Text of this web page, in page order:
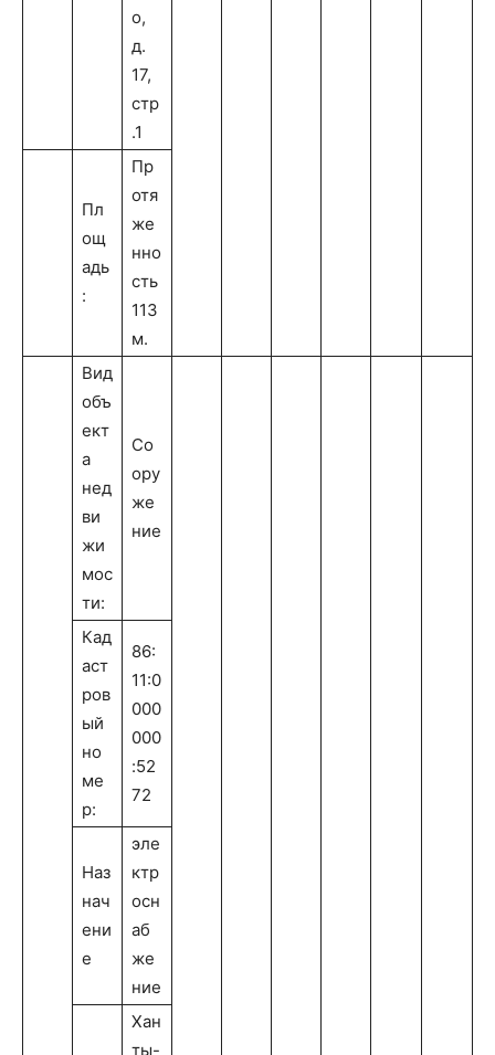
о,
д.
17,
стр
.1
Пл
ощ
адь
:
Пр
отя
же
нно
сть
113
м.
Вид
объ
ект
а
нед
ви
жи
мос
ти:
Со
ору
же
ние
Кад
аст
ров
ый
но
ме
р:
86:
11:0
000
000
:52
72
Наз
нач
ени
е
эле
ктр
осн
аб
же
ние
Хан
ты-